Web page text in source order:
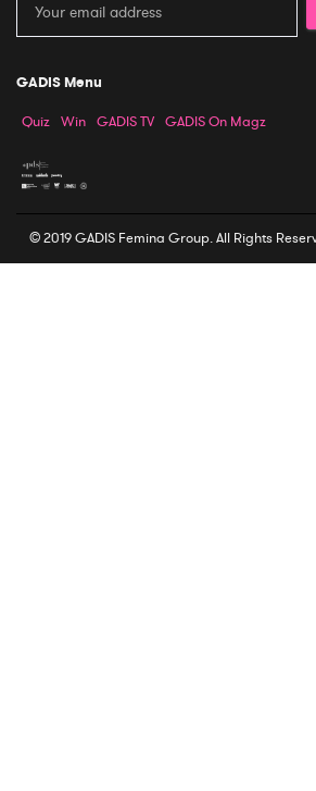
GADIS Menu
Quiz Win GADIS TV GADIS On Magz
© 2019 GADIS Femina Group. All Rights